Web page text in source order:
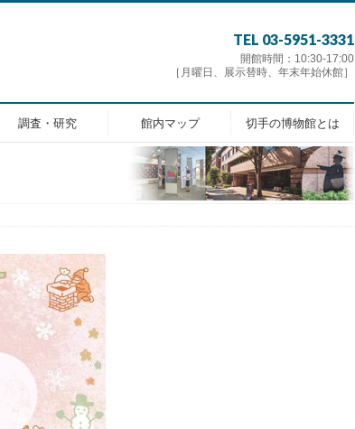
TEL 03-5951-3331
開館時間：10:30-17:00
［月曜日、展示替時、年末年始休館］
調査・研究 館内マップ 切手の博物館とは